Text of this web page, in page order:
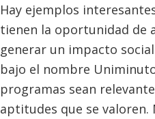
Hay ejemplos
tienen la oportunidad de
generar un impacto
bajo el nombre
programas sean
aptitudes que se